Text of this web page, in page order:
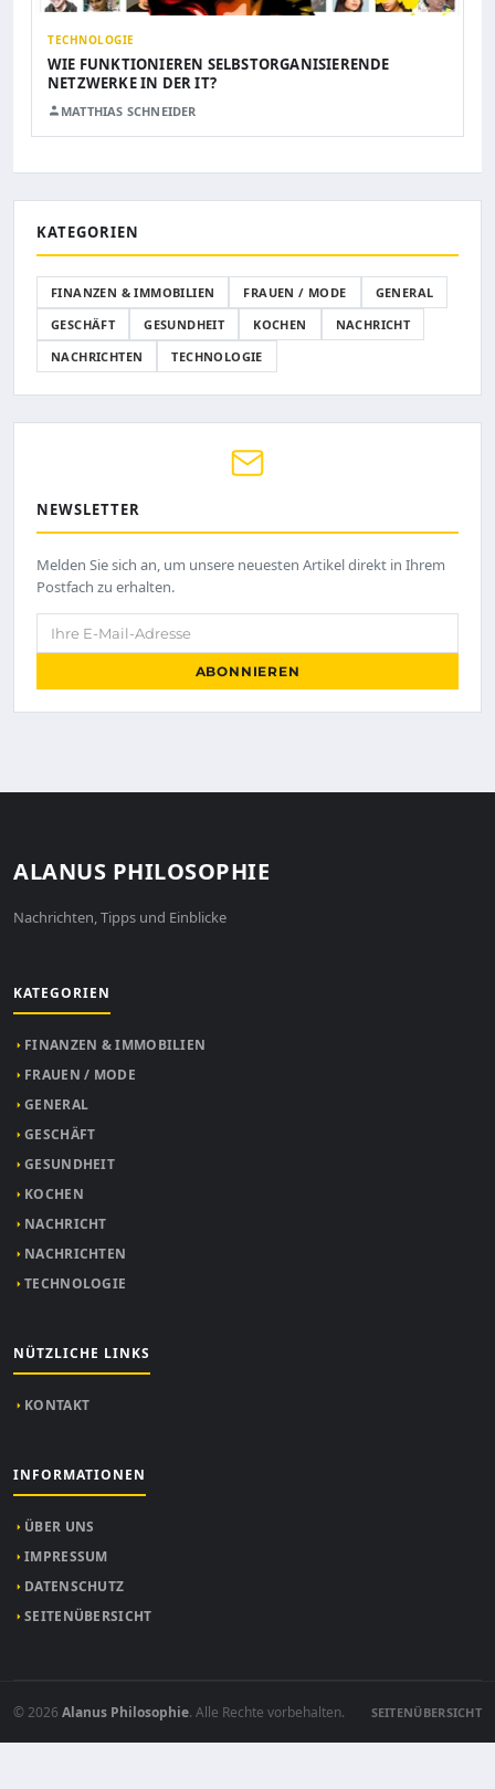
TECHNOLOGIE
WIE FUNKTIONIEREN SELBSTORGANISIERENDE
NETZWERKE IN DER IT?
MATTHIAS SCHNEIDER
KATEGORIEN
FINANZEN & IMMOBILIEN FRAUEN / MODE
GENERAL
GESCHÄFT
GESUNDHEIT KOCHEN
NACHRICHT
NACHRICHTEN
TECHNOLOGIE
NEWSLETTER
Melden Sie sich an, um unsere neuesten Artikel direkt in Ihrem
Postfach zu erhalten.
Ihre E-Mail-Adresse
ABONNIEREN
ALANUS PHILOSOPHIE
Nachrichten, Tipps und Einblicke
KATEGORIEN
FINANZEN & IMMOBILIEN
FRAUEN / MODE
GENERAL
GESCHÄFT
GESUNDHEIT
KOCHEN
NACHRICHT
NACHRICHTEN
TECHNOLOGIE
NÜTZLICHE LINKS
KONTAKT
INFORMATIONEN
ÜBER UNS
IMPRESSUM
DATENSCHUTZ
SEITENÜBERSICHT
© 2026 Alanus Philosophie. Alle Rechte vorbehalten. SEITENÜBERSICHT